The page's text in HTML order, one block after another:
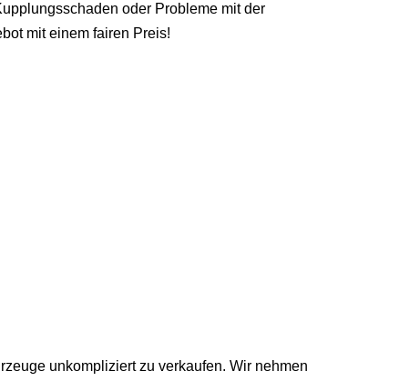
oder Probleme mit der
mit einem fairen Preis!
unkompliziert zu verkaufen. Wir nehmen